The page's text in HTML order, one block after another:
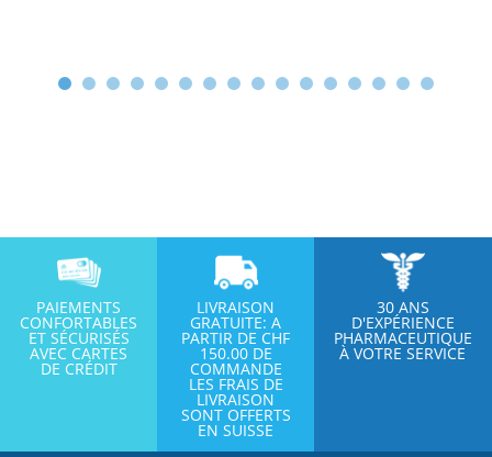
PAIEMENTS
CONFORTABLES
ET SÉCURISÉS
AVEC CARTES
DE CRÉDIT
LIVRAISON
GRATUITE: A
PARTIR DE CHF
150.00 DE
COMMANDE
LES FRAIS DE
LIVRAISON
SONT OFFERTS
EN SUISSE
30 ANS
D'EXPÉRIENCE
PHARMACEUTIQUE
À VOTRE SERVICE